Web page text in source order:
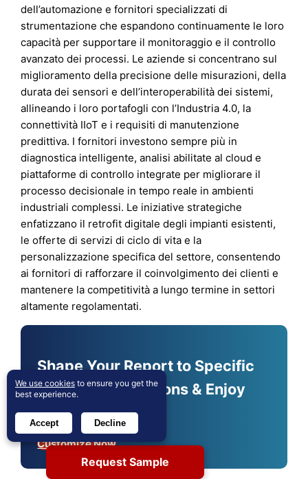
dell’automazione e fornitori specializzati di
strumentazione che espandono continuamente le loro
capacità per supportare il monitoraggio e il controllo
avanzato dei processi. Le aziende si concentrano sul
miglioramento della precisione delle misurazioni, della
durata dei sensori e dell’interoperabilità dei sistemi,
allineando i loro portafogli con l’Industria 4.0, la
connettività IIoT e i requisiti di manutenzione
predittiva. I fornitori investono sempre più in
diagnostica intelligente, analisi abilitate al cloud e
piattaforme di controllo integrate per migliorare il
processo decisionale in tempo reale in ambienti
industriali complessi. Le iniziative strategiche
enfatizzano il retrofit digitale degli impianti esistenti,
le offerte di servizi di ciclo di vita e la
personalizzazione specifica del settore, consentendo
ai fornitori di rafforzare il coinvolgimento dei clienti e
mantenere la competitività a lungo termine in settori
altamente regolamentati.
Shape Your Report to Specific
Countries or Regions & Enjoy
30% Off!
Customize Now
Request Sample
We use cookies to ensure you get the
best experience.
Accept Decline